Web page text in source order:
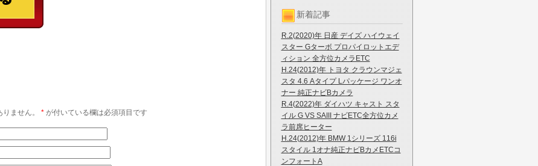
新着記事
R.2(2020)年 日産 デイズ ハイウェイ
スター Gターボ プロパイロットエデ
ィション 全方位カメラETC
H.24(2012)年 トヨタ クラウンマジェ
スタ 4.6 Aタイプ Lパッケージ ワンオ
ナー 純正ナビBカメラ
R.4(2022)年 ダイハツ キャスト スタ
イル G VS SAIII ナビETC全方位カメ
ラ前席ヒーター
H.24(2012)年 BMW 1シリーズ 116i
スタイル 1オナ純正ナビBカメETCコ
ンフォートA
ません。 * が付いている欄は必須項目です